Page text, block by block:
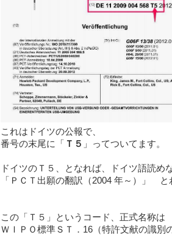
これはドイツの公報で、
番号の末尾に「 Ｔ５ 」ってついてます。
ドイツのＴ５、となれば、ドイツ語読め
「ＰＣＴ出願の翻訳（2004 年～）」 と
この「Ｔ５」というコード、正式名称は
ＷＩＰＯ標準ＳＴ．16（特許文献の識